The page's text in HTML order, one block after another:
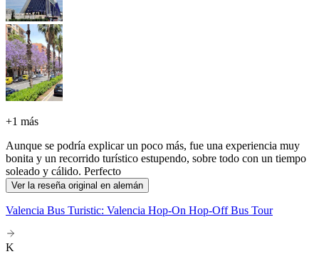
+1 más
Aunque se podría explicar un poco más, fue una experiencia muy
bonita y un recorrido turístico estupendo, sobre todo con un tiempo
soleado y cálido. Perfecto
Ver la reseña original en alemán
Valencia Bus Turistic: Valencia Hop-On Hop-Off Bus Tour
K